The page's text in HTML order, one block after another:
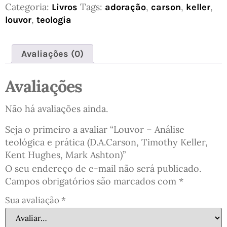
Categoria: Livros Tags: adoração, carson, keller,
louvor, teologia
Avaliações (0)
Avaliações
Não há avaliações ainda.
Seja o primeiro a avaliar “Louvor – Análise
teológica e prática (D.A.Carson, Timothy Keller,
Kent Hughes, Mark Ashton)”
O seu endereço de e-mail não será publicado.
Campos obrigatórios são marcados com *
Sua avaliação*